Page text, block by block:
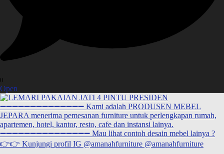
0
Open